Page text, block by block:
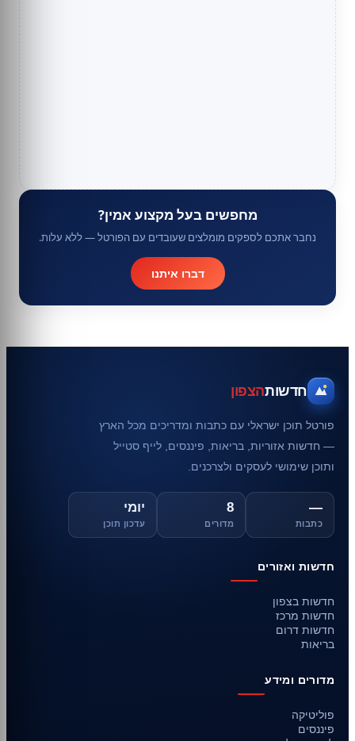
מחפשים בעל מקצוע אמין?
נחבר אתכם לספקים מומלצים שעובדים עם הפורטל — ללא עלות.
דברו איתנו
חדשותהצפון
פורטל תוכן ישראלי עם כתבות ומדריכים מכל הארץ
— חדשות אזוריות, בריאות, פיננסים, לייף סטייל
ותוכן שימושי לעסקים ולצרכנים.
—
כתבות
8
מדורים
יומי
עדכון תוכן
חדשות ואזורים
חדשות בצפון
חדשות מרכז
חדשות דרום
בריאות
מדורים ומידע
פוליטיקה
פיננסים